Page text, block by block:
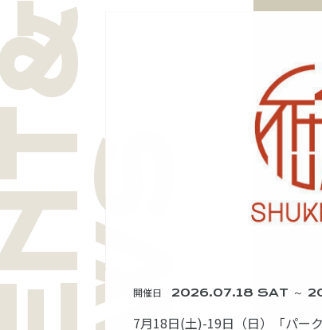
開催日 2026.07.18 SAT ～
7月18日(土)-19日（日）「パー